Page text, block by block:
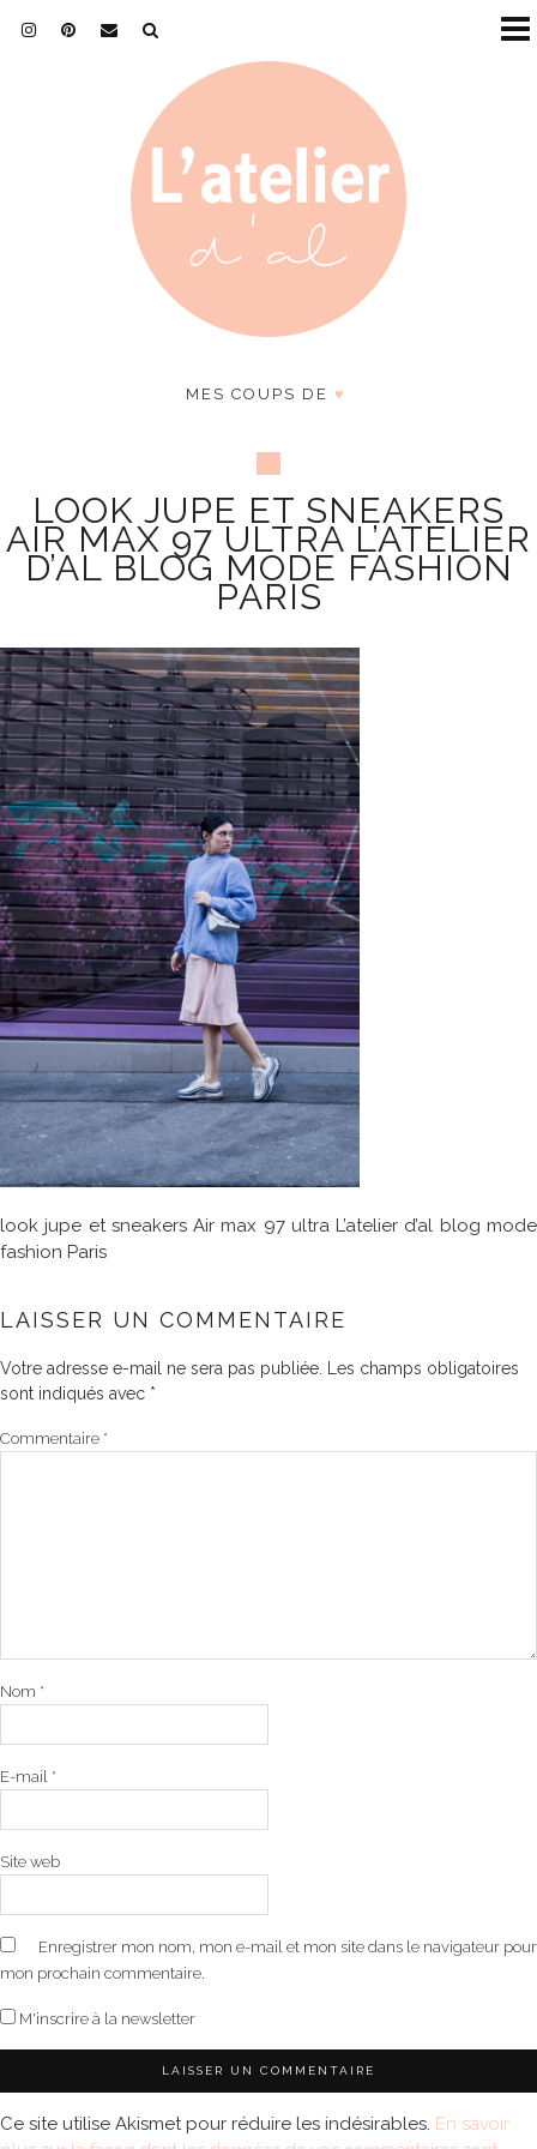
MES COUPS DE ♥
LOOK JUPE ET SNEAKERS
AIR MAX 97 ULTRA L’ATELIER
D’AL BLOG MODE FASHION
PARIS
look jupe et sneakers Air max 97 ultra L’atelier d’al blog mode
fashion Paris
LAISSER UN COMMENTAIRE
Votre adresse e-mail ne sera pas publiée.
Les champs obligatoires
sont indiqués avec *
Commentaire *
Nom *
E-mail *
Site web
Enregistrer mon nom, mon e-mail et mon site dans le navigateur pour
mon prochain commentaire.
M'inscrire à la newsletter
Ce site utilise Akismet pour réduire les indésirables. En savoir